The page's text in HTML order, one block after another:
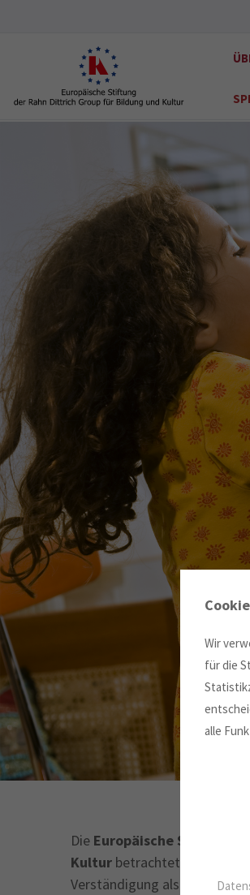
Die Europäische Stiftung
Kultur betrachtet Bildung,
Verständigung als wichtige
Wir
für die
alle